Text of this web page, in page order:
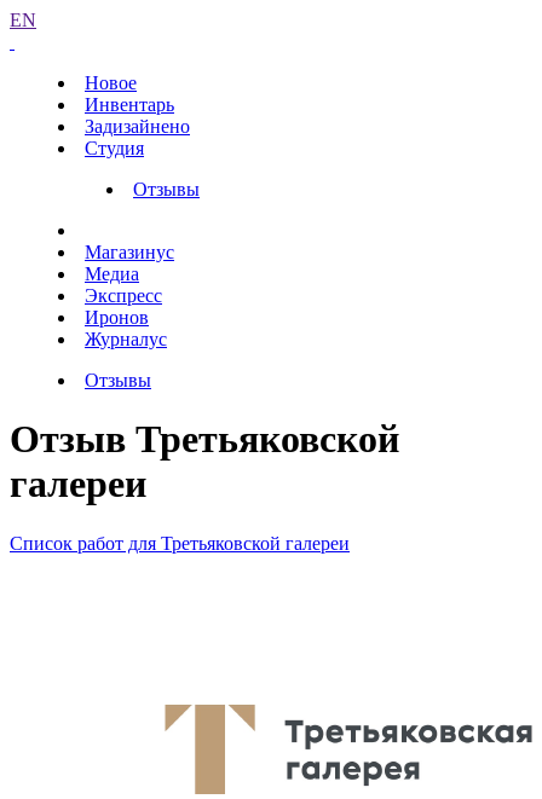
EN
Новое
Инвентарь
Задизайнено
Студия
Отзывы
Магазинус
Медиа
Экспресс
Иронов
Журналус
Отзывы
Отзыв Третьяковской
галереи
Список работ для Третьяковской галереи